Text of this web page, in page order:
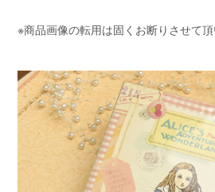
※商品画像の転用は固くお断りさせて頂